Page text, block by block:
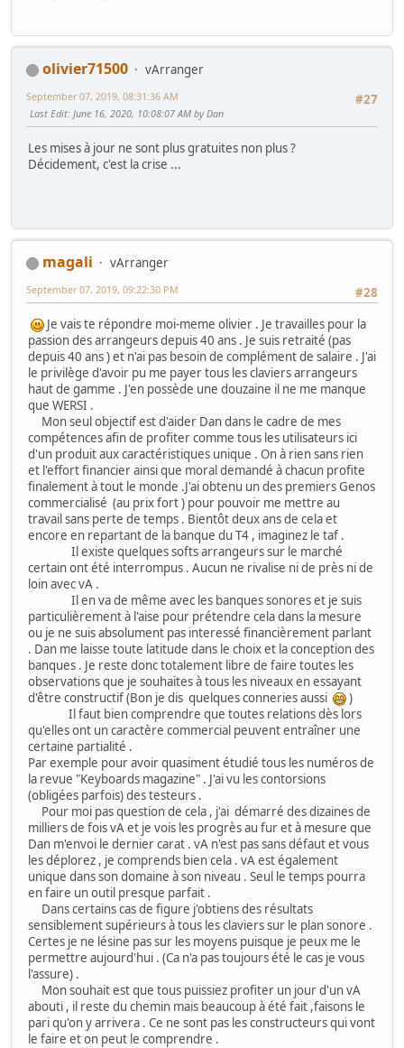
olivier71500
vArranger
#27
September 07, 2019, 08:31:36 AM
Last Edit: June 16, 2020, 10:08:07 AM by Dan
Les mises à jour ne sont plus gratuites non plus ?
Décidement, c'est la crise ...
magali
vArranger
#28
September 07, 2019, 09:22:30 PM
Je vais te répondre moi-meme olivier . Je travailles pour la
passion des arrangeurs depuis 40 ans . Je suis retraité (pas
depuis 40 ans ) et n'ai pas besoin de complément de salaire . J'ai
le privilège d'avoir pu me payer tous les claviers arrangeurs
haut de gamme . J'en possède une douzaine il ne me manque
que WERSI .
Mon seul objectif est d'aider Dan dans le cadre de mes
compétences afin de profiter comme tous les utilisateurs ici
d'un produit aux caractéristiques unique . On à rien sans rien
et l'effort financier ainsi que moral demandé à chacun profite
finalement à tout le monde .J'ai obtenu un des premiers Genos
commercialisé (au prix fort ) pour pouvoir me mettre au
travail sans perte de temps . Bientôt deux ans de cela et
encore en repartant de la banque du T4 , imaginez le taf .
Il existe quelques softs arrangeurs sur le marché
certain ont été interrompus . Aucun ne rivalise ni de près ni de
loin avec vA .
Il en va de même avec les banques sonores et je suis
particulièrement à l'aise pour prétendre cela dans la mesure
ou je ne suis absolument pas interessé financièrement parlant
. Dan me laisse toute latitude dans le choix et la conception des
banques . Je reste donc totalement libre de faire toutes les
observations que je souhaites à tous les niveaux en essayant
d'être constructif (Bon je dis quelques conneries aussi
)
Il faut bien comprendre que toutes relations dès lors
qu'elles ont un caractère commercial peuvent entraîner une
certaine partialité .
Par exemple pour avoir quasiment étudié tous les numéros de
la revue "Keyboards magazine" . J'ai vu les contorsions
(obligées parfois) des testeurs .
Pour moi pas question de cela , j'ai démarré des dizaines de
milliers de fois vA et je vois les progrès au fur et à mesure que
Dan m'envoi le dernier carat . vA n'est pas sans défaut et vous
les déplorez , je comprends bien cela . vA est également
unique dans son domaine à son niveau . Seul le temps pourra
en faire un outil presque parfait .
Dans certains cas de figure j'obtiens des résultats
sensiblement supérieurs à tous les claviers sur le plan sonore .
Certes je ne lésine pas sur les moyens puisque je peux me le
permettre aujourd'hui . (Ca n'a pas toujours été le cas je vous
l'assure) .
Mon souhait est que tous puissiez profiter un jour d'un vA
abouti , il reste du chemin mais beaucoup à été fait ,faisons le
pari qu'on y arrivera . Ce ne sont pas les constructeurs qui vont
le faire et on peut le comprendre .